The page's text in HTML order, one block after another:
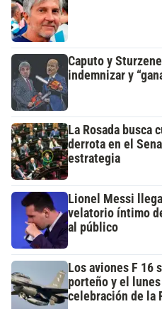
Caputo y
indemnizar y
La Rosada busca
derrota en el
estrategia
Lionel Messi
velatorio íntimo
al público
Los aviones F 16
porteño y el
celebración de la